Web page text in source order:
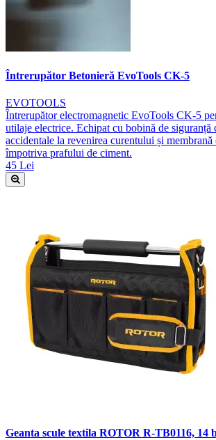
Întrerupător Betonieră EvoTools CK-5
EVOTOOLS
Întrerupător electromagnetic EvoTools CK-5
utilaje electrice. Echipat cu bobină de siguranță
accidentale la revenirea curentului și membrană
împotriva prafului de ciment.
45 Lei
Geanta scule textila ROTOR R-TB0116, 14